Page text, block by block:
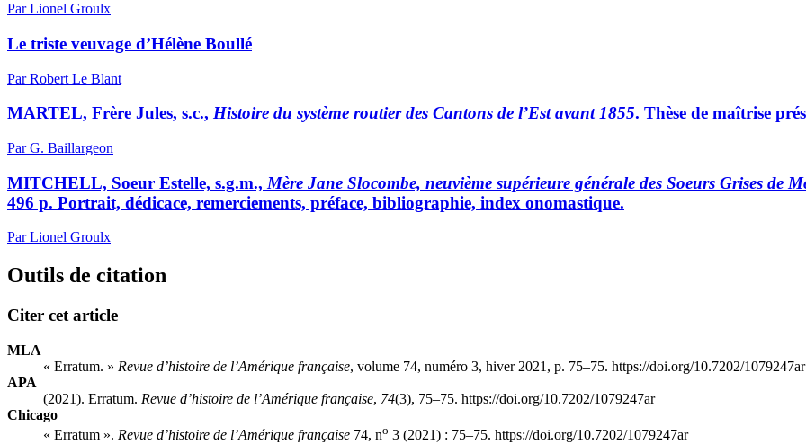
Par Lionel Groulx
Le triste veuvage d’Hélène Boullé
Par Robert Le Blant
MARTEL, Frère Jules, s.c., Histoire du système routier des Cantons de l’Est avant 1855. Thèse de maîtrise
Par G. Baillargeon
MITCHELL, Soeur Estelle, s.g.m., Mère Jane Slocombe, neuvième supérieure générale des Soeurs Grises de
496 p. Portrait, dédicace, remerciements, préface, bibliographie, index onomastique.
Par Lionel Groulx
Outils de citation
Citer cet article
MLA
« Erratum. » Revue d’histoire de l’Amérique française, volume 74, numéro 3, hiver 2021, p. 75–75. https://doi.org/10.7202/1079247ar
APA
(2021). Erratum. Revue d’histoire de l’Amérique française, 74(3), 75–75. https://doi.org/10.7202/1079247ar
Chicago
« Erratum ». Revue d’histoire de l’Amérique française 74, no 3 (2021) : 75–75. https://doi.org/10.7202/1079247ar